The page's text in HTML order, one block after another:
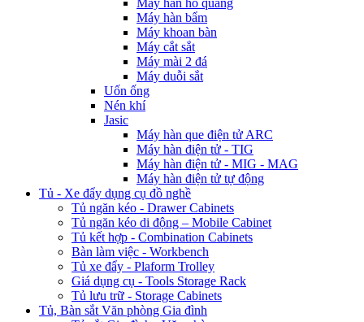
Máy hàn bẩm
Máy khoan bàn
Máy cắt sắt
Máy mài 2 đá
Máy duỗi sắt
Uốn ống
Nén khí
Jasic
Máy hàn que điện tử ARC
Máy hàn điện tử - TIG
Máy hàn điện tử - MIG - MAG
Máy hàn điện tử tự động
Tủ - Xe đẩy dụng cụ đồ nghề
Tủ ngăn kéo - Drawer Cabinets
Tủ ngăn kéo di động – Mobile Cabinet
Tủ kết hợp - Combination Cabinets
Bàn làm việc - Workbench
Tủ xe đẩy - Plaform Trolley
Giá dụng cụ - Tools Storage Rack
Tủ lưu trữ - Storage Cabinets
Tủ, Bàn sắt Văn phòng Gia đình